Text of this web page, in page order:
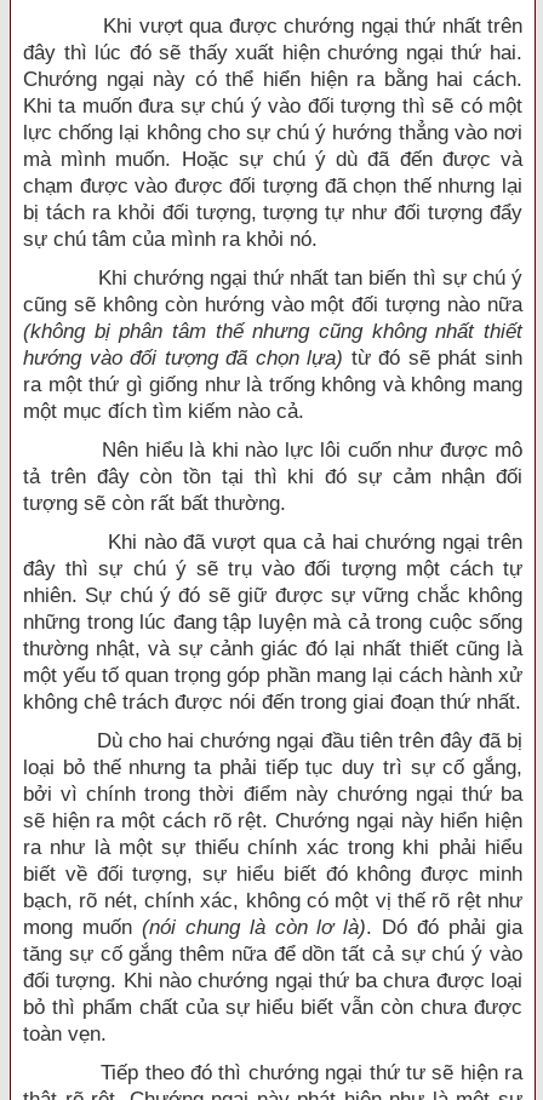
Khi vượt qua được chướng ngại thứ nhất trên
đây thì lúc đó sẽ thấy xuất hiện chướng ngại thứ hai.
Chướng ngại này có thể hiển hiện ra bằng hai cách.
Khi ta muốn đưa sự chú ý vào đối tượng thì sẽ có một
lực chống lại không cho sự chú ý hướng thẳng vào nơi
mà mình muốn. Hoặc sự chú ý dù đã đến được và
chạm được vào được đối tượng đã chọn thế nhưng lại
bị tách ra khỏi đối tượng, tượng tự như đối tượng đẩy
sự chú tâm của mình ra khỏi nó.
Khi chướng ngại thứ nhất tan biến thì sự chú ý
cũng sẽ không còn hướng vào một đối tượng nào nữa
(không bị phân tâm thế nhưng cũng không nhất thiết
hướng vào đối tượng đã chọn lựa) từ đó sẽ phát sinh
ra một thứ gì giống như là trống không và không mang
một mục đích tìm kiếm nào cả.
Nên hiểu là khi nào lực lôi cuốn như được mô
tả trên đây còn tồn tại thì khi đó sự cảm nhận đối
tượng sẽ còn rất bất thường.
Khi nào đã vượt qua cả hai chướng ngại trên
đây thì sự chú ý sẽ trụ vào đối tượng một cách tự
nhiên. Sự chú ý đó sẽ giữ được sự vững chắc không
những trong lúc đang tập luyện mà cả trong cuộc sống
thường nhật, và sự cảnh giác đó lại nhất thiết cũng là
một yếu tố quan trọng góp phần mang lại cách hành xử
không chê trách được nói đến trong giai đoạn thứ nhất.
Dù cho hai chướng ngại đầu tiên trên đây đã bị
loại bỏ thế nhưng ta phải tiếp tục duy trì sự cố gắng,
bởi vì chính trong thời điểm này chướng ngại thứ ba
sẽ hiện ra một cách rõ rệt. Chướng ngại này hiển hiện
ra như là một sự thiếu chính xác trong khi phải hiểu
biết về đối tượng, sự hiểu biết đó không được minh
bạch, rõ nét, chính xác, không có một vị thế rõ rệt như
mong muốn (nói chung là còn lơ là). Dó đó phải gia
tăng sự cố gắng thêm nữa để dồn tất cả sự chú ý vào
đối tượng. Khi nào chướng ngại thứ ba chưa được loại
bỏ thì phẩm chất của sự hiểu biết vẫn còn chưa được
toàn vẹn.
Tiếp theo đó thì chướng ngại thứ tư sẽ hiện ra